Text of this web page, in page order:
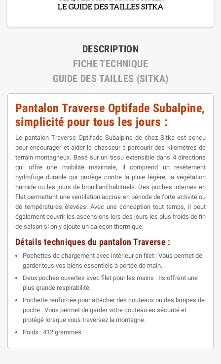
DESCRIPTION
FICHE TECHNIQUE
GUIDE DES TAILLES (SITKA)
Pantalon Traverse Optifade Subalpine,
simplicité pour tous les jours :
Le pantalon Traverse Optifade Subalpine de chez Sitka est conçu
pour encourager et aider le chasseur à parcourir des kilomètres de
terrain montagneux. Basé sur un tissu extensible dans 4 directions
qui offre une mobilité maximale, il comprend un revêtement
hydrofuge durable qui protège contre la pluie légère, la végétation
humide ou les jours de brouillard habituels. Des poches internes en
filet permettent une ventilation accrue en période de forte activité ou
de températures élevées. Avec une conception tout temps, il peut
également couvrir les ascensions lors des jours les plus froids de fin
de saison si on y ajoute un caleçon thermique.
Détails techniques du pantalon Traverse :
Pochettes de chargement avec intérieur en filet : Vous permet de
garder tous vos biens essentiels à portée de main.
Deux poches ouvertes avec filet pour les mains : Ils offrent une
plus grande respirabilité.
Pochette renforcée pour attacher des couteaux ou des lampes de
poche : Vous permet de garder votre couteau en sécurité et
protégé lorsque vous traversez la montagne.
Poids : 412 grammes.